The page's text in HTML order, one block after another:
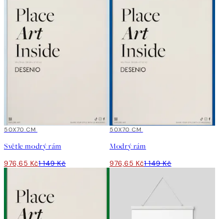
15%*
50X70 CM
Světle modrý rám
976,65 Kč1 149 Kč
15%*
50X70 CM
Modrý rám
976,65 Kč1 149 Kč